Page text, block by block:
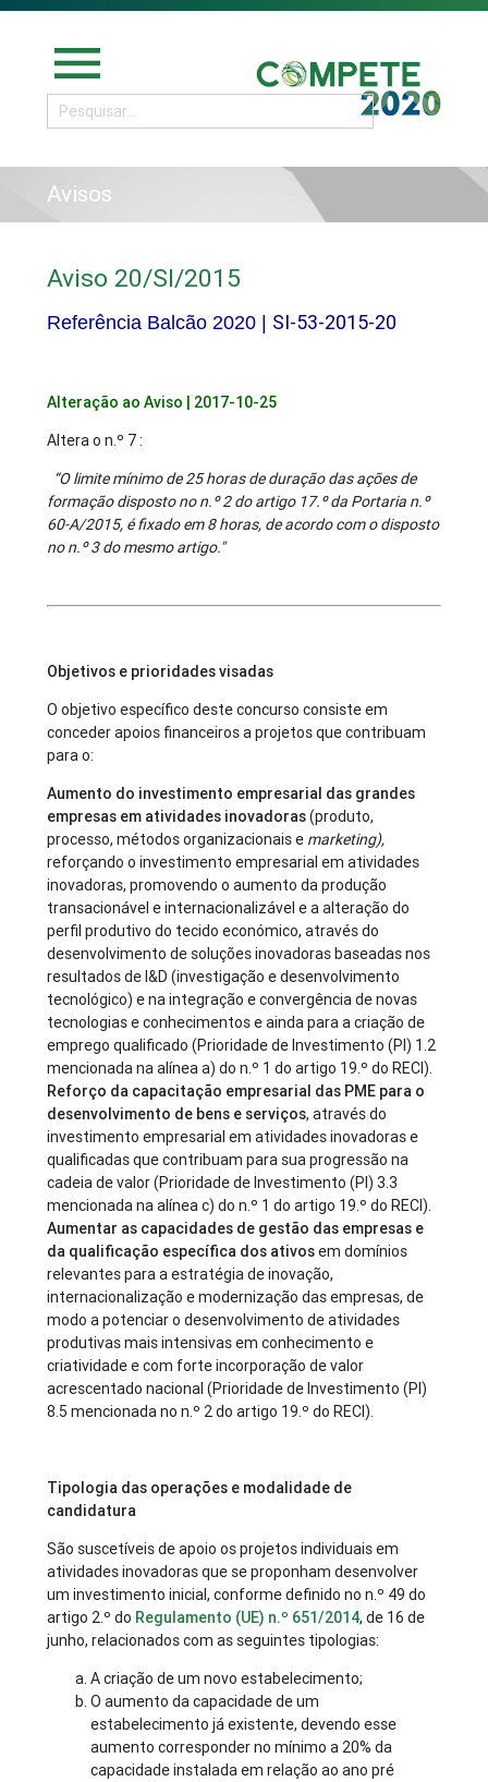
menu
Avisos
Aviso 20/SI/2015
Referência Balcão 2020 | SI-53-2015-20
Alteração ao Aviso | 2017-10-25
Altera o n.º 7 :
“O limite mínimo de 25 horas de duração das ações de
formação disposto no n.º 2 do artigo 17.º da Portaria n.º
60-A/2015, é fixado em 8 horas, de acordo com o disposto
no n.º 3 do mesmo artigo."
Objetivos e prioridades visadas
O objetivo específico deste concurso consiste em
conceder apoios financeiros a projetos que contribuam
para o:
Aumento do investimento empresarial das grandes
empresas em atividades inovadoras(produto,
processo, métodos organizacionais e marketing),
reforçando o investimento empresarial em atividades
inovadoras, promovendo o aumento da produção
transacionável e internacionalizável e a alteração do
perfil produtivo do tecido económico, através do
desenvolvimento de soluções inovadoras baseadas nos
resultados de I&D (investigação e desenvolvimento
tecnológico) e na integração e convergência de novas
tecnologias e conhecimentos e ainda para a criação de
emprego qualificado (Prioridade de Investimento (PI) 1.2
mencionada na alínea a) do n.º 1 do artigo 19.º do RECI).
Reforço da capacitação empresarial das PME para o
desenvolvimento de bens e serviços, através do
investimento empresarial em atividades inovadoras e
qualificadas que contribuam para sua progressão na
cadeia de valor (Prioridade de Investimento (PI) 3.3
mencionada na alínea c) do n.º 1 do artigo 19.º do RECI).
Aumentar as capacidades de gestão das empresas e
da qualificação específica dos ativosem domínios
relevantes para a estratégia de inovação,
internacionalização e modernização das empresas, de
modo a potenciar o desenvolvimento de atividades
produtivas mais intensivas em conhecimento e
criatividade e com forte incorporação de valor
acrescentado nacional (Prioridade de Investimento (PI)
8.5 mencionada no n.º 2 do artigo 19.º do RECI).
Tipologia das operações e modalidade de
candidatura
São suscetíveis de apoio os projetos individuais em
atividades inovadoras que se proponham desenvolver
um investimento inicial, conforme definido no n.º 49 do
artigo 2.º do Regulamento (UE) n.º 651/2014, de 16 de
junho, relacionados com as seguintes tipologias:
A criação de um novo estabelecimento;
O aumento da capacidade de um
estabelecimento já existente, devendo esse
aumento corresponder no mínimo a 20% da
capacidade instalada em relação ao ano pré